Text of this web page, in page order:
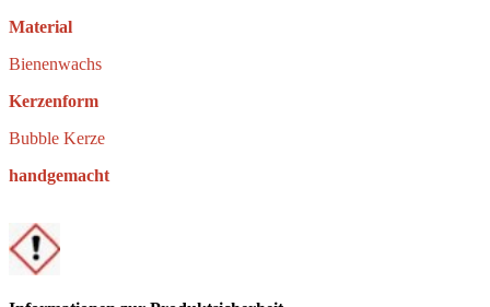
Material
Bienenwachs
Kerzenform
Bubble Kerze
handgemacht